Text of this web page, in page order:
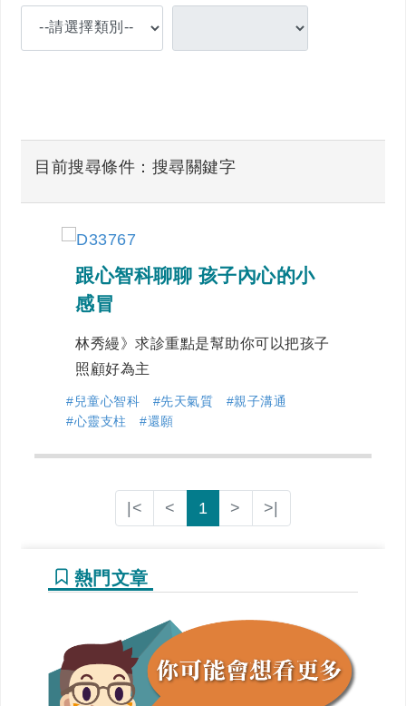
目前搜尋條件：搜尋關鍵字
跟心智科聊聊 孩子內心的小
感冒
林秀縵》求診重點是幫助你可以把孩子
照顧好為主
#兒童心智科 #先天氣質
#親子溝通
#心靈支柱
#還願
|< < 1 > >|
熱門文章